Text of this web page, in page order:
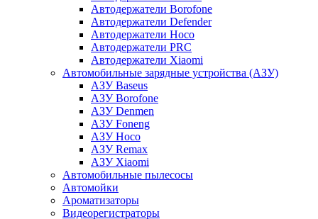
Автодержатели Borofone
Автодержатели Defender
Автодержатели Hoco
Автодержатели PRC
Автодержатели Xiaomi
Автомобильные зарядные устройства (АЗУ)
АЗУ Baseus
АЗУ Borofone
АЗУ Denmen
АЗУ Foneng
АЗУ Hoco
АЗУ Remax
АЗУ Xiaomi
Автомобильные пылесосы
Автомойки
Ароматизаторы
Видеорегистраторы